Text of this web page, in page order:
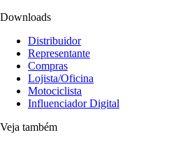
Downloads
Distribuidor
Representante
Compras
Lojista/Oficina
Motociclista
Influenciador Digital
Veja também